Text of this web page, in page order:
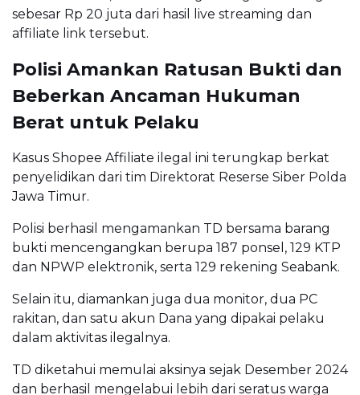
sebesar Rp 20 juta dari hasil live streaming dan
affiliate link tersebut.
Polisi Amankan Ratusan Bukti dan
Beberkan Ancaman Hukuman
Berat untuk Pelaku
Kasus Shopee Affiliate ilegal ini terungkap berkat
penyelidikan dari tim Direktorat Reserse Siber Polda
Jawa Timur.
Polisi berhasil mengamankan TD bersama barang
bukti mencengangkan berupa 187 ponsel, 129 KTP
dan NPWP elektronik, serta 129 rekening Seabank.
Selain itu, diamankan juga dua monitor, dua PC
rakitan, dan satu akun Dana yang dipakai pelaku
dalam aktivitas ilegalnya.
TD diketahui memulai aksinya sejak Desember 2024
dan berhasil mengelabui lebih dari seratus warga